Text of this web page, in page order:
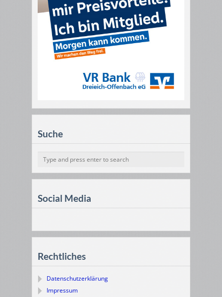
Suche
Social Media
Rechtliches
Datenschutzerklärung
Impressum